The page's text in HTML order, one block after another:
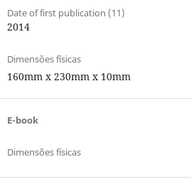
Date of first publication (11)
2014
Dimensões físicas
160mm x 230mm x 10mm
E-book
Dimensões físicas